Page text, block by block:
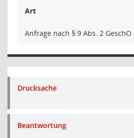
Art
Anfrage nach § 9 Abs. 2 GeschO
Drucksache
Beantwortung